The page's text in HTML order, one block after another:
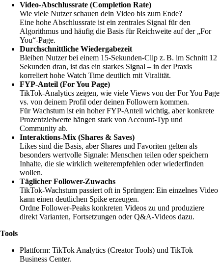
Video-Abschlussrate (Completion Rate)
Wie viele Nutzer schauen dein Video bis zum Ende?
Eine hohe Abschlussrate ist ein zentrales Signal für den
Algorithmus und häufig die Basis für Reichweite auf der „For
You“-Page.
Durchschnittliche Wiedergabezeit
Bleiben Nutzer bei einem 15-Sekunden-Clip z. B. im Schnitt 12
Sekunden dran, ist das ein starkes Signal – in der Praxis
korreliert hohe Watch Time deutlich mit Viralität.
FYP-Anteil (For You Page)
TikTok-Analytics zeigen, wie viele Views von der For You Page
vs. von deinem Profil oder deinen Followern kommen.
Für Wachstum ist ein hoher FYP-Anteil wichtig, aber konkrete
Prozentzielwerte hängen stark von Account-Typ und
Community ab.
Interaktions-Mix (Shares & Saves)
Likes sind die Basis, aber Shares und Favoriten gelten als
besonders wertvolle Signale: Menschen teilen oder speichern
Inhalte, die sie wirklich weiterempfehlen oder wiederfinden
wollen.
Täglicher Follower-Zuwachs
TikTok-Wachstum passiert oft in Sprüngen: Ein einzelnes Video
kann einen deutlichen Spike erzeugen.
Ordne Follower-Peaks konkreten Videos zu und produziere
direkt Varianten, Fortsetzungen oder Q&A-Videos dazu.
Tools
Plattform: TikTok Analytics (Creator Tools) und TikTok
Business Center.